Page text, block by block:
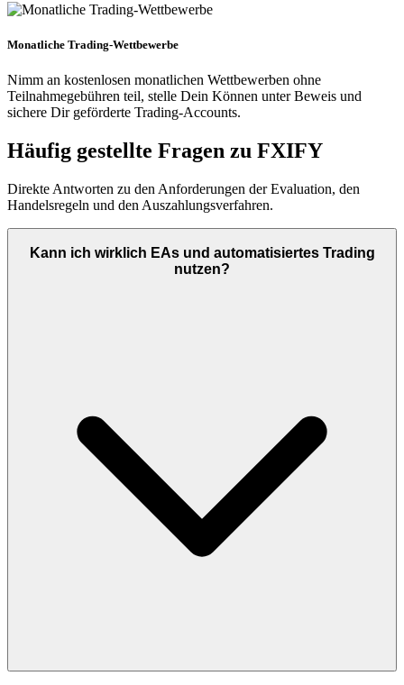
Monatliche Trading-Wettbewerbe
Nimm an kostenlosen monatlichen Wettbewerben ohne
Teilnahmegebühren teil, stelle Dein Können unter Beweis und
sichere Dir geförderte Trading-Accounts.
Häufig gestellte Fragen zu FXIFY
Direkte Antworten zu den Anforderungen der Evaluation, den
Handelsregeln und den Auszahlungsverfahren.
Kann ich wirklich EAs und automatisiertes Trading
nutzen?